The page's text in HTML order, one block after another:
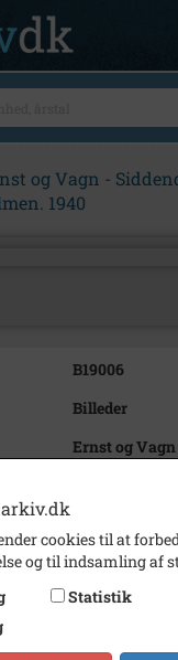
og Vagn -
1940
B19006
Billeder
Ernst og
Journalnr.
1940
1940
arkiv.dk
cookies til at
og til indsamling af
Statistik